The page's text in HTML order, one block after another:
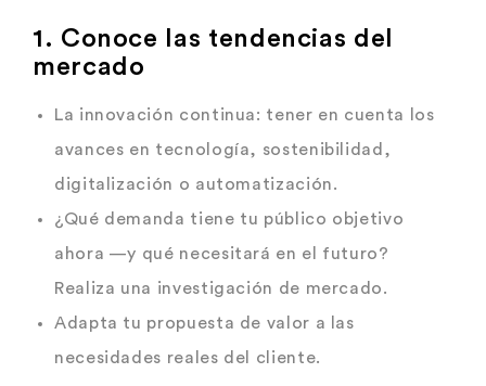
1. Conoce las tendencias del
mercado
La innovación continua: tener en cuenta los
avances en tecnología, sostenibilidad,
digitalización o automatización.
¿Qué demanda tiene tu público objetivo
ahora —y qué necesitará en el futuro?
Realiza una investigación de mercado.
Adapta tu propuesta de valor a las
necesidades reales del cliente.